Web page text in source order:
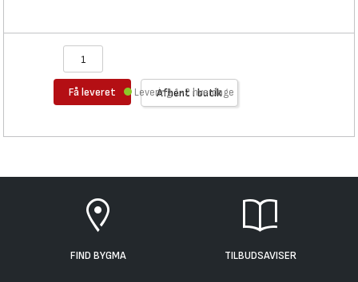
Få leveret Afhent i butik
Levering 1-2 hverdage
FIND BYGMA TILBUDSAVISER